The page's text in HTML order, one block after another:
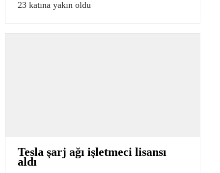
23 katına yakın oldu
Tesla şarj ağı işletmeci lisansı
aldı